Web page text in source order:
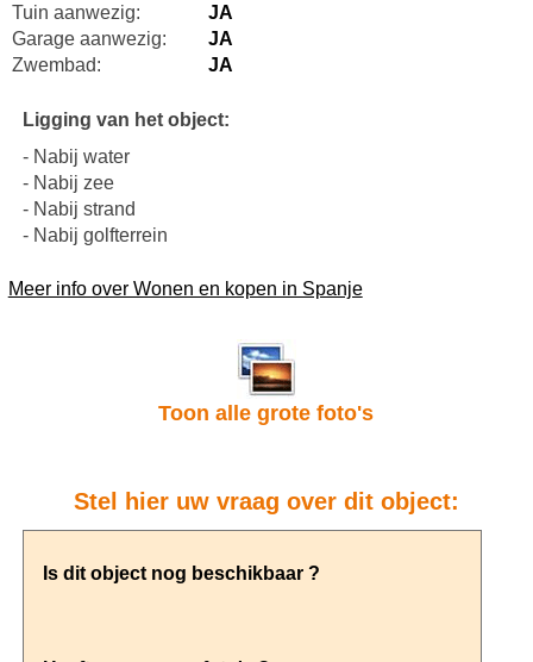
Tuin aanwezig:
JA
Garage aanwezig:
JA
Zwembad:
JA
Ligging van het object:
- Nabij water
- Nabij zee
- Nabij strand
- Nabij golfterrein
Meer info over Wonen en kopen in Spanje
Toon alle grote foto's
Stel hier uw vraag over dit object: